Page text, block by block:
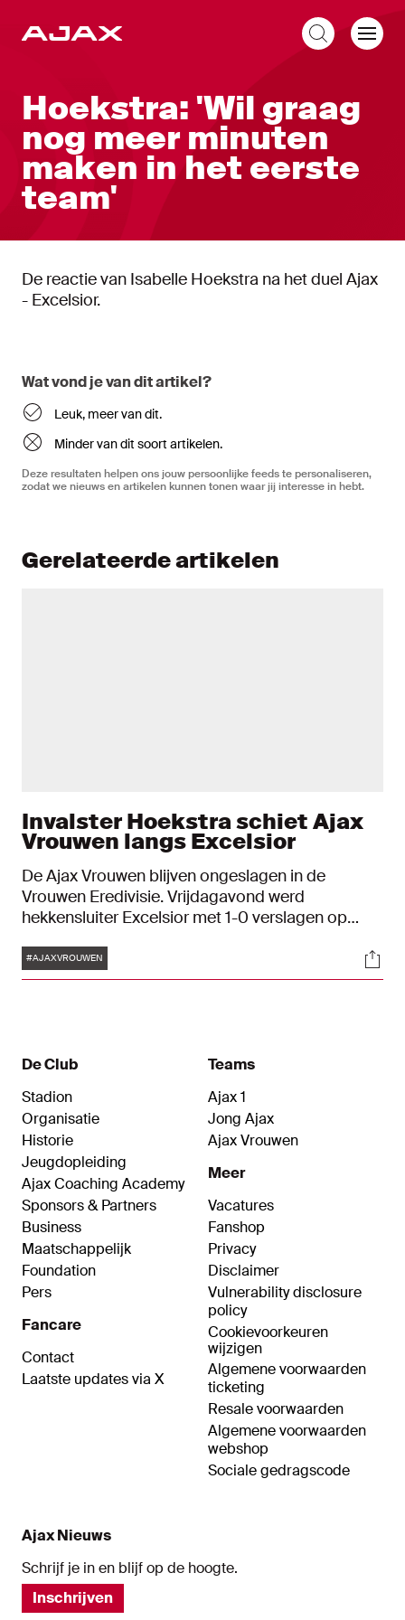
Hoekstra: 'Wil graag
nog meer minuten
maken in het eerste
team'
De reactie van Isabelle Hoekstra na het duel Ajax
- Excelsior.
Wat vond je van dit artikel?
Leuk, meer van dit.
Minder van dit soort artikelen.
Deze resultaten helpen ons jouw persoonlijke feeds te personaliseren,
zodat we nieuws en artikelen kunnen tonen waar jij interesse in hebt.
Gerelateerde artikelen
Invalster Hoekstra schiet Ajax
Vrouwen langs Excelsior
De Ajax Vrouwen blijven ongeslagen in de
Vrouwen Eredivisie. Vrijdagavond werd
hekkensluiter Excelsior met 1-0 verslagen op
Schenkel had van begin tot het einde de
wedstrijd onder controle, maar maakte pas laat in
Tags
#AJAXVROUWEN
De Club
Stadion
Organisatie
Historie
Jeugdopleiding
Ajax Coaching Academy
Sponsors & Partners
Business
Maatschappelijk
Foundation
Pers
Fancare
Contact
Laatste updates via X
Teams
Ajax 1
Jong Ajax
Ajax Vrouwen
Meer
Vacatures
Fanshop
Privacy
Disclaimer
Vulnerability disclosure
policy
Cookievoorkeuren
wijzigen
Algemene voorwaarden
ticketing
Resale voorwaarden
Algemene voorwaarden
webshop
Sociale gedragscode
Ajax Nieuws
Schrijf je in en blijf op de hoogte.
Inschrijven